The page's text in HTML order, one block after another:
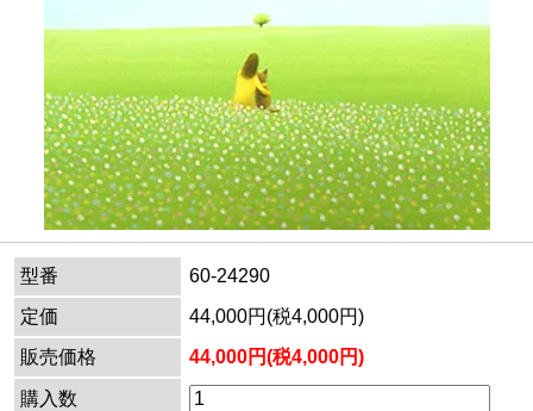
型番
60-24290
定価
44,000円(税4,000円)
販売価格
44,000円(税4,000円)
購入数